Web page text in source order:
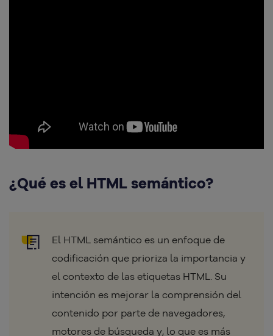
¿Qué es el HTML semántico?
El HTML semántico es un enfoque de
codificación que prioriza la importancia y
el contexto de las etiquetas HTML. Su
intención es mejorar la comprensión del
contenido por parte de navegadores,
motores de búsqueda y, lo que es más